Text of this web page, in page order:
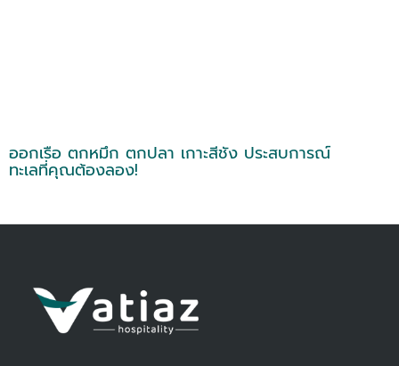
ออกเรือ ตกหมึก ตกปลา เกาะสีชัง ประสบการณ์
ทะเลที่คุณต้องลอง!